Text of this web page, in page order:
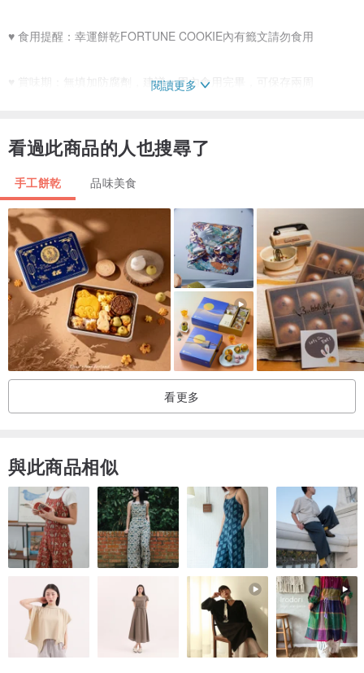
♥ 食用提醒：幸運餅乾FORTUNE COOKIE內有籤文請勿食用
♥ 賞味期：無填加防腐劑，建議一周內食用完畢，可保存兩周
量減半
♥數量 ：一袋3入共有2袋，聖誕節包裝
♥ 成分：手工烘烤、雞蛋、糖、麵粉、可可、幸運信念
【商品出貨時間】
結帳完成並確認籤文內容後的 5個工作天內會將商品寄出，寄送時間
為3-4天。
有特殊時效性的需求，請與我聯繫，謝謝
【快速面交取貨地點】 //板南線新埔捷運站2號出口//
轉化成為激勵人心的行動方案，
天天幸運餅邀請大家一起擁抱生活的美好，緊握幸福的每一天。
【服務介紹】
每一個幸運籤餅都能為您帶來好運，客製化籤文，多樣化口味，好吃
婚禮小物、彌月禮、情人節禮物、父親節禮物、年終尾牙、母親節禮
物、生日禮物、
新年祝賀、派對遊戲、公司活動及公關行銷運用，提供專屬企劃，
閱讀更多
看過此商品的人也搜尋了
手工餅乾 品味美食
看更多
與此商品相似